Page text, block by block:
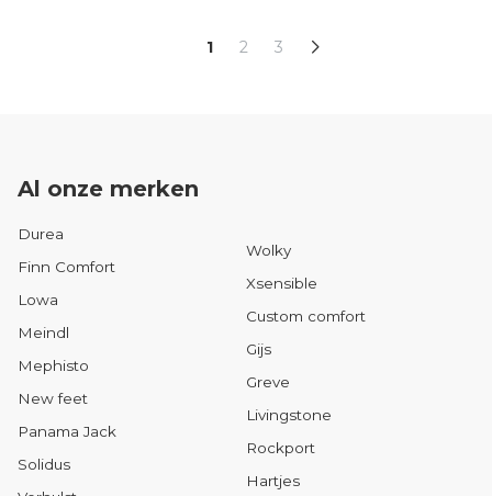
1 2 3
Al onze merken
Durea
Finn Comfort
Lowa
Meindl
Mephisto
New feet
Panama Jack
Solidus
Wolky
Xsensible
Custom comfort
Gijs
Greve
Livingstone
Rockport
Hartjes